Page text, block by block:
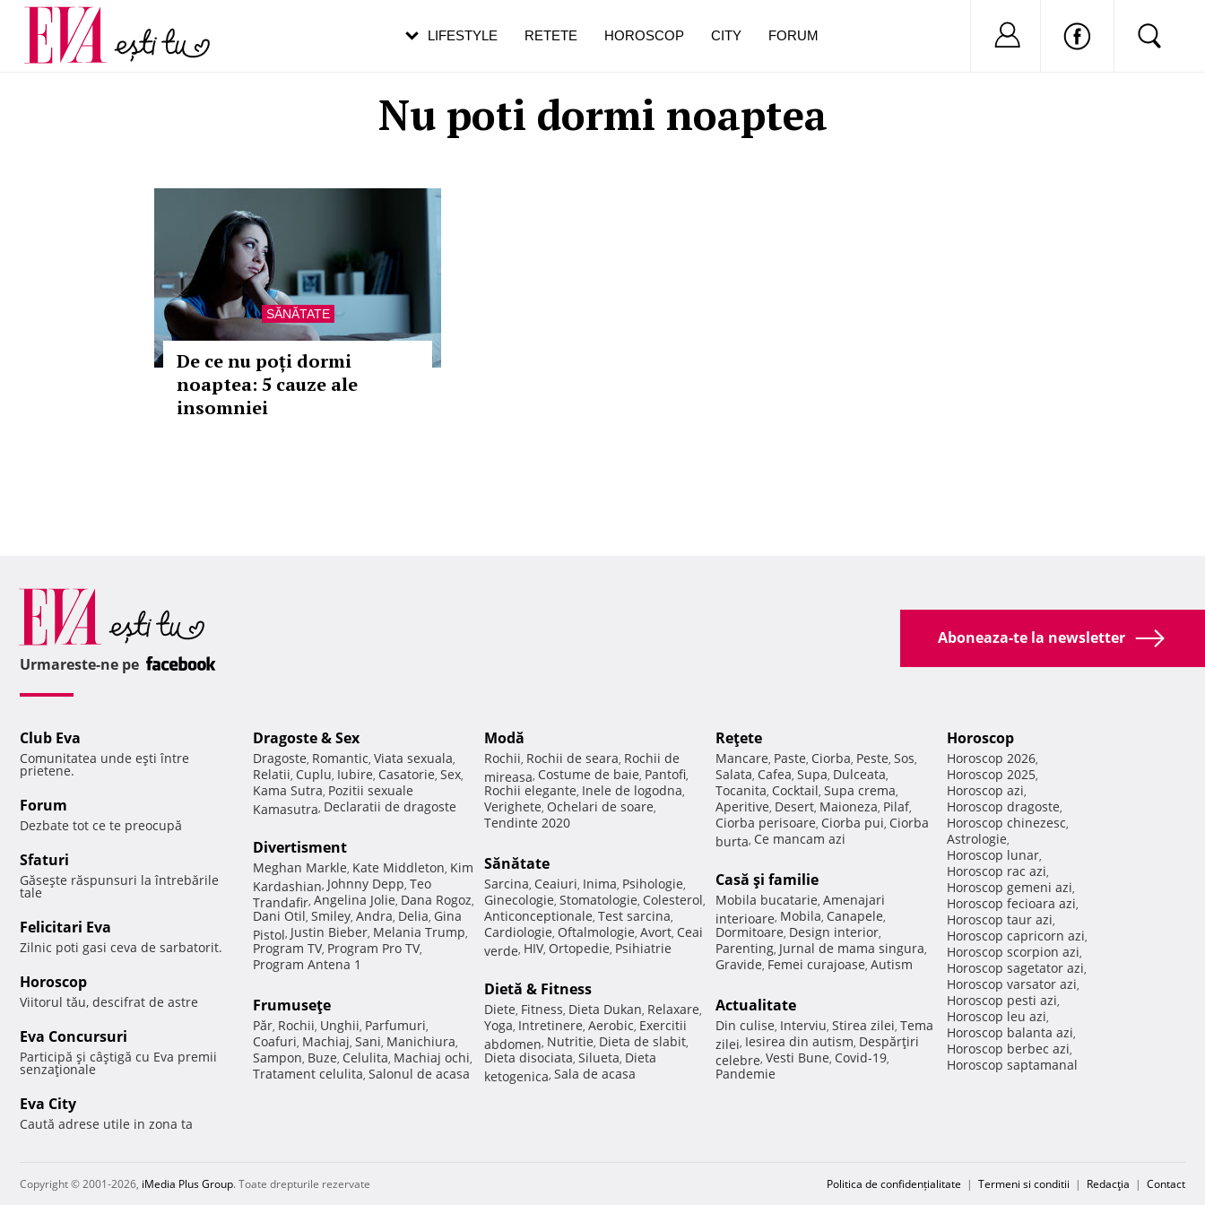
Nu poti dormi noaptea
SĂNĂTATE
De ce nu poți dormi
noaptea: 5 cauze ale
insomniei
LIFESTYLE RETETE HOROSCOP CITY FORUM Nu ai cont?
Carieră
Actualitate
pe măsură ce înaintezi în vârstă
de dureroasă este investigația
Aboneaza-te la newsletter
Urmareste-ne pe
Club Eva
Comunitatea unde eşti între
prietene.
Forum
Dezbate tot ce te preocupă
Sfaturi
Găseşte răspunsuri la întrebările
tale
Felicitari Eva
Zilnic poti gasi ceva de sarbatorit.
Horoscop
Viitorul tău, descifrat de astre
Eva Concursuri
Participă şi câştigă cu Eva premii
senzaţionale
Eva City
Caută adrese utile in zona ta
Dragoste & Sex
Dragoste, Romantic, Viata sexuala,
Relatii, Cuplu, Iubire, Casatorie, Sex,
Kama Sutra, Pozitii sexuale
Kamasutra, Declaratii de dragoste
Divertisment
Meghan Markle, Kate Middleton, Kim
Kardashian, Johnny Depp, Teo
Trandafir, Angelina Jolie, Dana Rogoz,
Dani Otil, Smiley, Andra, Delia, Gina
Pistol, Justin Bieber, Melania Trump,
Program TV, Program Pro TV,
Program Antena 1
Frumuseţe
Păr, Rochii, Unghii, Parfumuri,
Coafuri, Machiaj, Sani, Manichiura,
Sampon, Buze, Celulita, Machiaj ochi,
Tratament celulita, Salonul de acasa
Modă
Rochii, Rochii de seara, Rochii de
mireasa, Costume de baie, Pantofi,
Rochii elegante, Inele de logodna,
Verighete, Ochelari de soare,
Tendinte 2020
Sănătate
Sarcina, Ceaiuri, Inima, Psihologie,
Ginecologie, Stomatologie, Colesterol,
Anticonceptionale, Test sarcina,
Cardiologie, Oftalmologie, Avort, Ceai
verde, HIV, Ortopedie, Psihiatrie
Dietă & Fitness
Diete, Fitness, Dieta Dukan, Relaxare,
Yoga, Intretinere, Aerobic, Exercitii
abdomen, Nutritie, Dieta de slabit,
Dieta disociata, Silueta, Dieta
ketogenica, Sala de acasa
Reţete
Mancare, Paste, Ciorba, Peste, Sos,
Salata, Cafea, Supa, Dulceata,
Tocanita, Cocktail, Supa crema,
Aperitive, Desert, Maioneza, Pilaf,
Ciorba perisoare, Ciorba pui, Ciorba
burta, Ce mancam azi
Casă şi familie
Mobila bucatarie, Amenajari
interioare, Mobila, Canapele,
Dormitoare, Design interior,
Parenting, Jurnal de mama singura,
Gravide, Femei curajoase, Autism
Actualitate
Din culise, Interviu, Stirea zilei, Tema
zilei, Iesirea din autism, Despărţiri
celebre, Vesti Bune, Covid-19,
Pandemie
Horoscop
Horoscop 2026,
Horoscop 2025,
Horoscop azi,
Horoscop dragoste,
Horoscop chinezesc,
Astrologie,
Horoscop lunar,
Horoscop rac azi,
Horoscop gemeni azi,
Horoscop fecioara azi,
Horoscop taur azi,
Horoscop capricorn azi,
Horoscop scorpion azi,
Horoscop sagetator azi,
Horoscop varsator azi,
Horoscop pesti azi,
Horoscop leu azi,
Horoscop balanta azi,
Horoscop berbec azi,
Horoscop saptamanal
Copyright © 2001-2026, iMedia Plus Group. Toate drepturile rezervate Politica de confidențialitate | Termeni si conditii | Redacţia | Contact